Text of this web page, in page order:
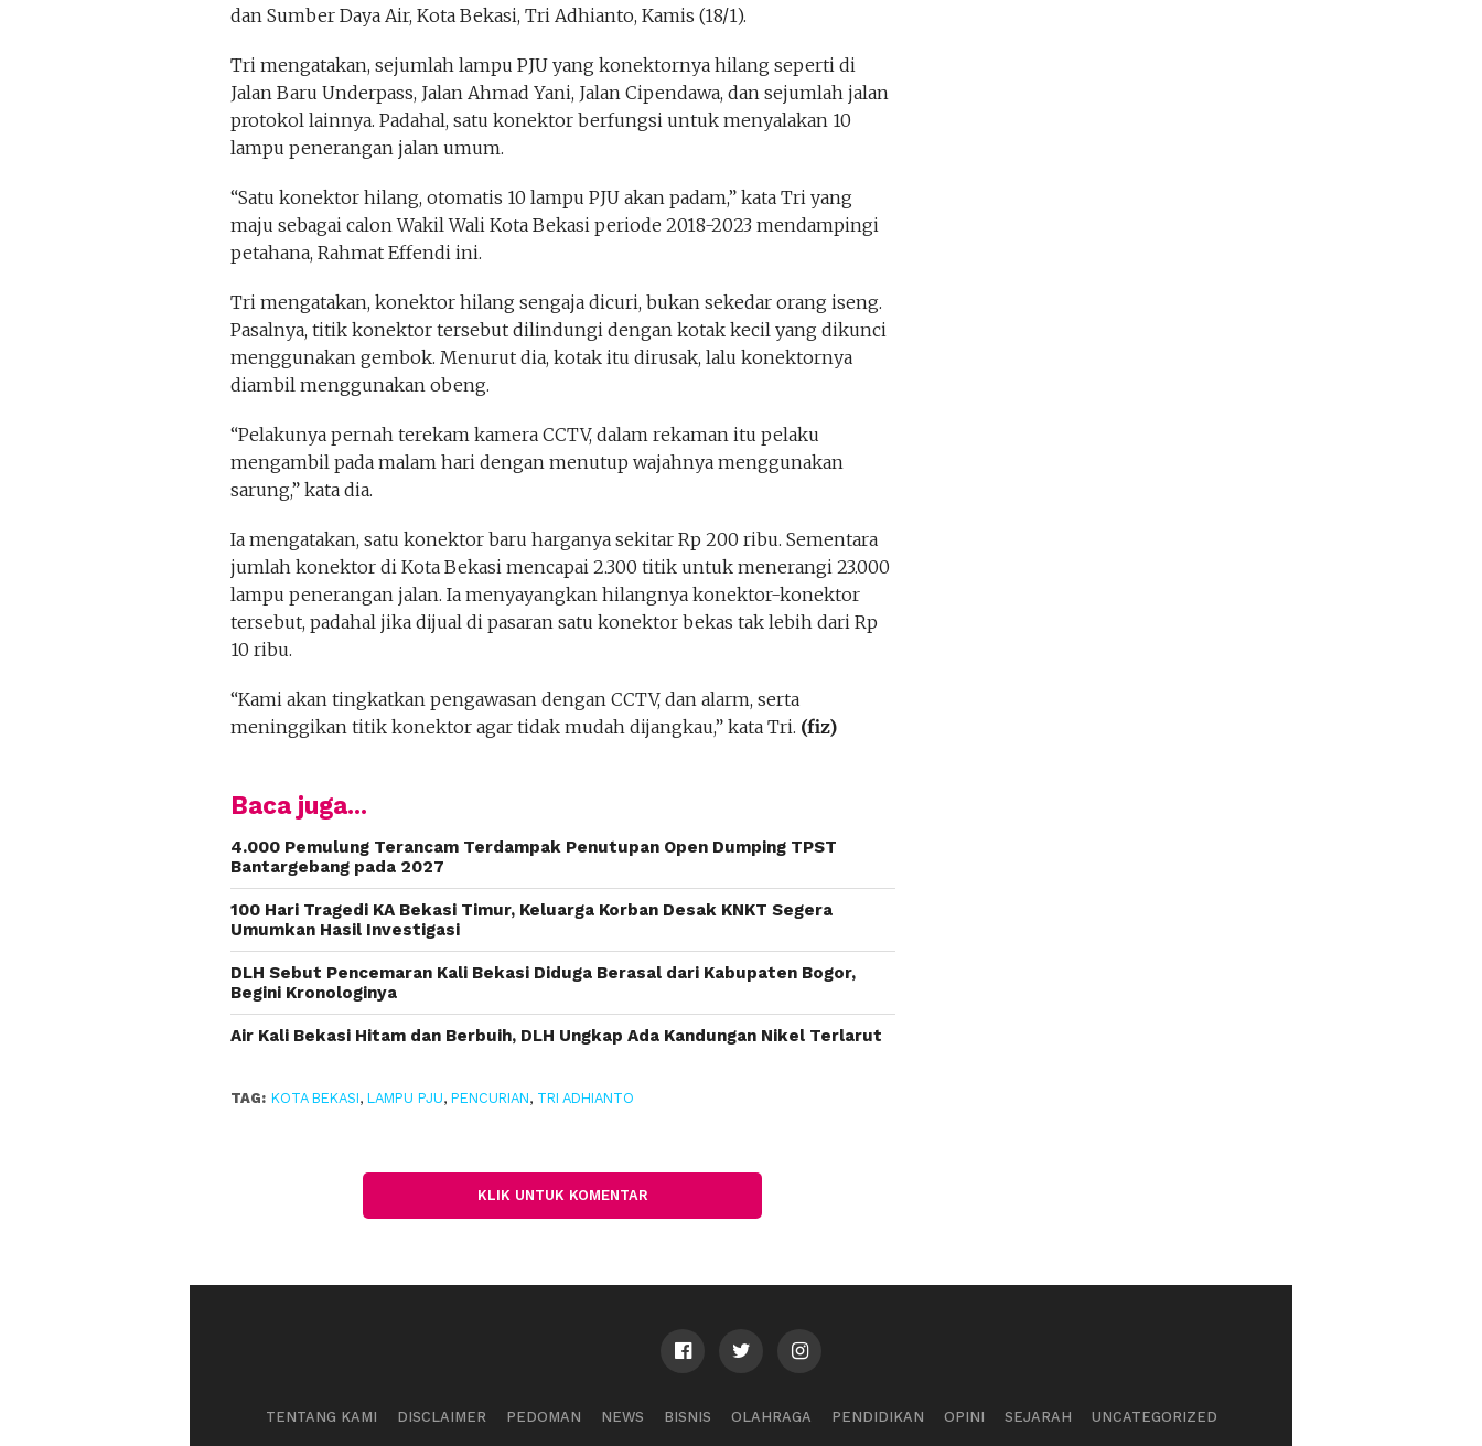
dan Sumber Daya Air, Kota Bekasi, Tri Adhianto, Kamis (18/1).
Tri mengatakan, sejumlah lampu PJU yang konektornya hilang seperti di
Jalan Baru Underpass, Jalan Ahmad Yani, Jalan Cipendawa, dan sejumlah jalan
protokol lainnya. Padahal, satu konektor berfungsi untuk menyalakan 10
lampu penerangan jalan umum.
“Satu konektor hilang, otomatis 10 lampu PJU akan padam,” kata Tri yang
maju sebagai calon Wakil Wali Kota Bekasi periode 2018-2023 mendampingi
petahana, Rahmat Effendi ini.
Tri mengatakan, konektor hilang sengaja dicuri, bukan sekedar orang iseng.
Pasalnya, titik konektor tersebut dilindungi dengan kotak kecil yang dikunci
menggunakan gembok. Menurut dia, kotak itu dirusak, lalu konektornya
diambil menggunakan obeng.
“Pelakunya pernah terekam kamera CCTV, dalam rekaman itu pelaku
mengambil pada malam hari dengan menutup wajahnya menggunakan
sarung,” kata dia.
Ia mengatakan, satu konektor baru harganya sekitar Rp 200 ribu. Sementara
jumlah konektor di Kota Bekasi mencapai 2.300 titik untuk menerangi 23.000
lampu penerangan jalan. Ia menyayangkan hilangnya konektor-konektor
tersebut, padahal jika dijual di pasaran satu konektor bekas tak lebih dari Rp
10 ribu.
“Kami akan tingkatkan pengawasan dengan CCTV, dan alarm, serta
meninggikan titik konektor agar tidak mudah dijangkau,” kata Tri. (fiz)
Baca juga...
4.000 Pemulung Terancam Terdampak Penutupan Open Dumping TPST
Bantargebang pada 2027
100 Hari Tragedi KA Bekasi Timur, Keluarga Korban Desak KNKT Segera
Umumkan Hasil Investigasi
DLH Sebut Pencemaran Kali Bekasi Diduga Berasal dari Kabupaten Bogor,
Begini Kronologinya
Air Kali Bekasi Hitam dan Berbuih, DLH Ungkap Ada Kandungan Nikel Terlarut
TAG: KOTA BEKASI, LAMPU PJU, PENCURIAN, TRI ADHIANTO
KLIK UNTUK KOMENTAR
TENTANG KAMI DISCLAIMER PEDOMAN NEWS BISNIS OLAHRAGA PENDIDIKAN OPINI SEJARAH UNCATEGORIZED